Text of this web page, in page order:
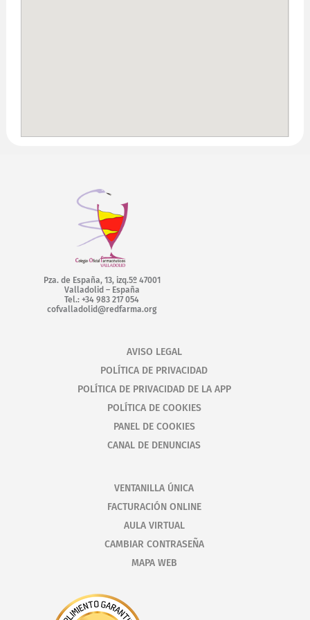
Pza. de España, 13, izq.5º 47001
Valladolid – España
Tel.: +34 983 217 054
cofvalladolid@redfarma.org
AVISO LEGAL
POLÍTICA DE PRIVACIDAD
POLÍTICA DE PRIVACIDAD DE LA APP
POLÍTICA DE COOKIES
PANEL DE COOKIES
CANAL DE DENUNCIAS
VENTANILLA ÚNICA
FACTURACIÓN ONLINE
AULA VIRTUAL
CAMBIAR CONTRASEÑA
MAPA WEB